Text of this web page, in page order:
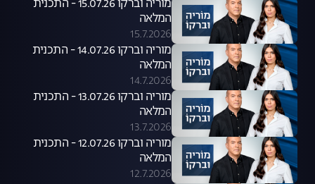
מוריה וברקו 15.07.26 - התכנית
המלאה
15.7.2026
מוריה וברקו 14.07.26 - התכנית
המלאה
14.7.2026
מוריה וברקו 13.07.26 - התכנית
המלאה
13.7.2026
מוריה וברקו 12.07.26 - התכנית
המלאה
12.7.2026